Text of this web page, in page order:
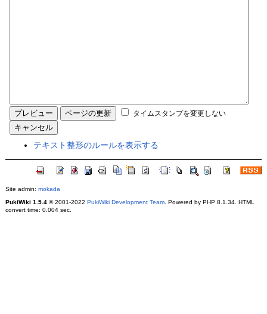
タイムスタンプを変更しない
テキスト整形のルールを表示する
Site admin: mokada
PukiWiki 1.5.4© 2001-2022 PukiWiki Development Team. Powered by PHP 8.1.34. HTML
convert time: 0.004 sec.